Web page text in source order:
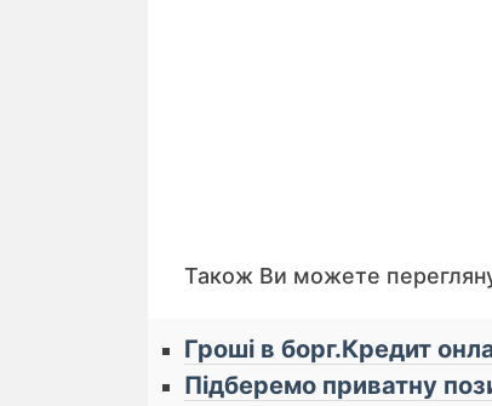
Також Ви можете
Гроші в борг.Кредит
Підберемо приватну